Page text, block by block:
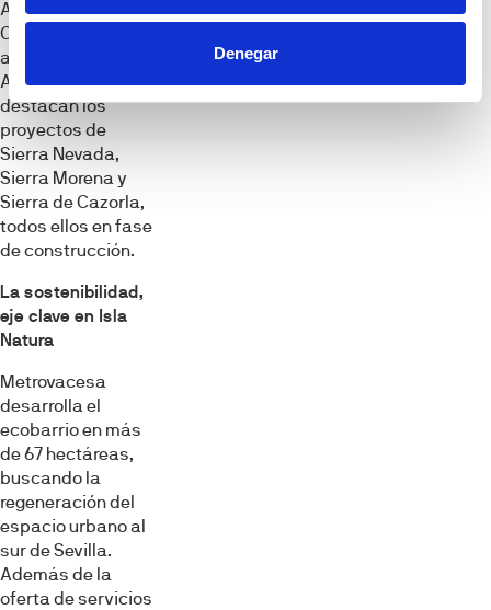
Denegar
Andalucía.
Concretamente,
además de Sierra
Aracena,
destacan los
proyectos de
Sierra Nevada,
Sierra Morena y
Sierra de Cazorla,
todos ellos en fase
de construcción.
La sostenibilidad,
eje clave en Isla
Natura
Metrovacesa
desarrolla el
ecobarrio en más
de 67 hectáreas,
buscando la
regeneración del
espacio urbano al
sur de Sevilla.
Además de la
oferta de servicios